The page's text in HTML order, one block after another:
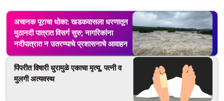
अचानक पूराचा धोका: खडकवासला धरणातून
मुठानदी पात्रात विसर्ग सुरु; नागरिकांना
नदीपात्रात न उतरण्याचे प्रशासनाचे आवाहन
पिंपरीत विषारी धुरामुळे एकाचा मृत्यू, पत्नी व
मुलगी अत्यवस्थ